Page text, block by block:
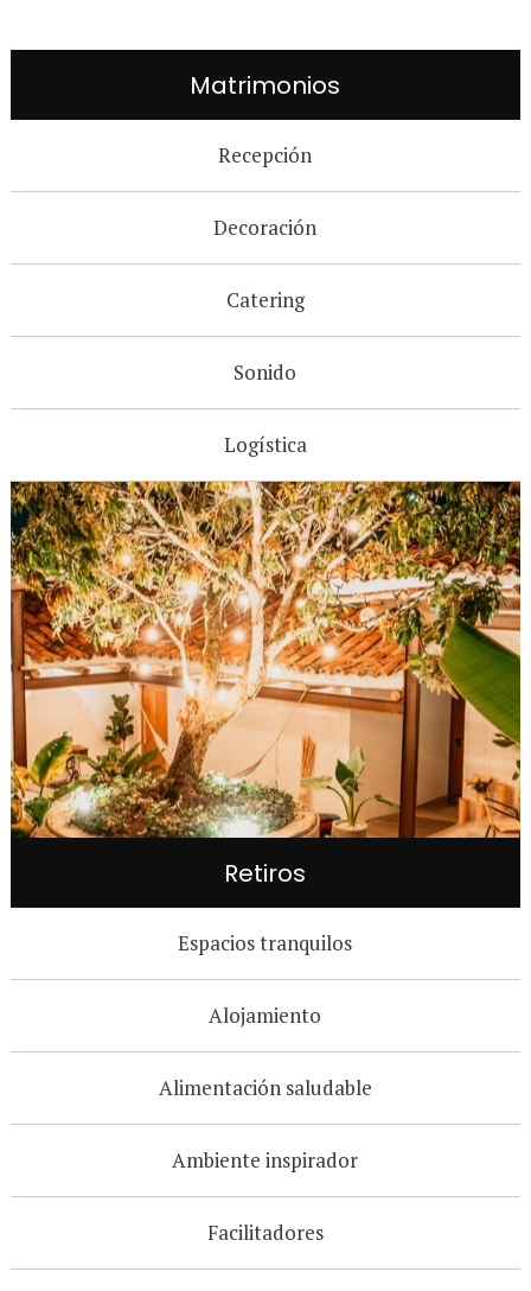
Matrimonios
Recepción
Decoración
Catering
Sonido
Logística
Retiros
Espacios tranquilos
Alojamiento
Alimentación saludable
Ambiente inspirador
Facilitadores